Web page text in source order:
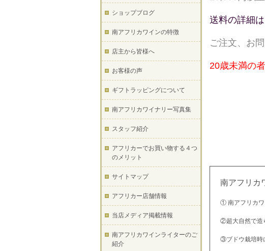
送料の詳細
ご注文、お
20歳未満の
南アフリカ
① 南アフリカワ
②超大自然で造
③ブドウ栽培時
ショップブログ
南アフリカワインの特徴
店主から皆様へ
お客様の声
ギフトラッピングについて
南アフリカワイナリー写真集
スタッフ紹介
アフリカーでお買い物する４つ
のメリット
サイトマップ
アフリカー店舗情報
当店メディア掲載情報
南アフリカワインライターのご
紹介